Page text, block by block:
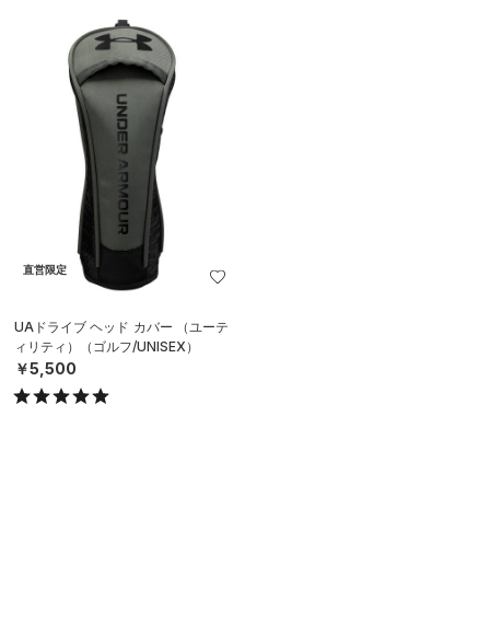
直営限定
UAドライブ ヘッド カバー （ユーテ
ィリティ）（ゴルフ/UNISEX）
￥5,500